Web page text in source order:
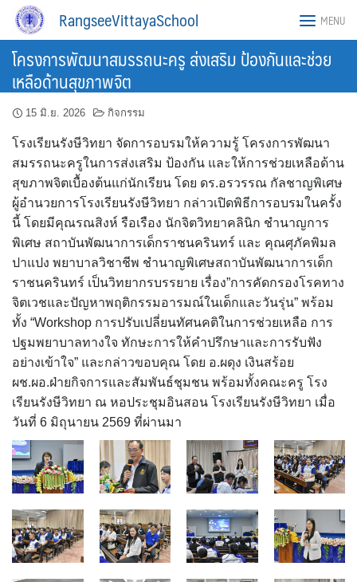
Skip
content
RangseeVittayaSchool MENU
โครงการพัฒนาสมรรถนะครู ส่งเสริม ป้องกันและช่วย
เหลือด้านสุขภาพจิต
15 มิ.ย. 2026 กิจกรรม
โรงเรียนรังษีวิทยา จัดการอบรมให้ความรู้ โครงการพัฒนา
สมรรถนะครูในการส่งเสริม ป้องกัน และให้การช่วยเหลือด้าน
สุขภาพจิตเบื้องต้นแก่นักเรียน โดย ดร.อรวรรณ กัลชาญพิเศษ
ผู้อำนวยการโรงเรียนรังษีวิทยา กล่าวเปิดพิธีการอบรมในครั้ง
นี้ โดยมีคุณรณสิงห์ รือเรือง นักจิตวิทยาคลินิก ชำนาญการ
พิเศษ สถาบันพัฒนาการเด็กราชนครินทร์ และ คุณศุภัคพิมล
ปาแปง พยาบาลวิชาชีพ ชำนาญพิเศษสถาบันพัฒนาการเด็ก
ราชนครินทร์ เป็นวิทยากรบรรยาย เรื่อง”การคัดกรองโรคทาง
จิตเวชและปัญหาพฤติกรรมอารมณ์ในเด็กและวันรุ่น” พร้อม
ทั้ง “Workshop การปรับเปลี่ยนทัศนคติในการช่วยเหลือ การ
ปฐมพยาบาลทางใจ ทักษะการให้คำปรึกษาและการรับฟัง
อย่างเข้าใจ” และกล่าวขอบคุณ โดย อ.ผดุง เงินสร้อย
ผช.ผอ.ฝ่ายกิจการและสัมพันธ์ชุมชน พร้อมทั้งคณะครู โรง
เรียนรังษีวิทยา ณ หอประชุมอินสอน โรงเรียนรังษีวิทยา เมื่อ
วันที่ 6 มิถุนายน 2569 ที่ผ่านมา